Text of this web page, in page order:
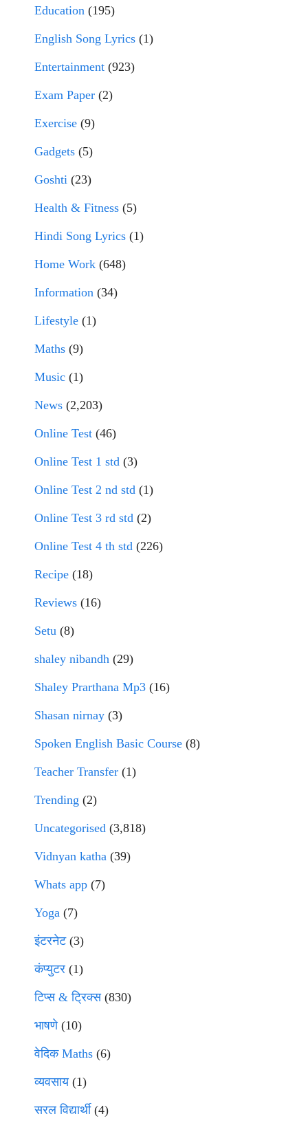
Education (195)
English Song Lyrics (1)
Entertainment (923)
Exam Paper (2)
Exercise (9)
Gadgets (5)
Goshti (23)
Health & Fitness (5)
Hindi Song Lyrics (1)
Home Work (648)
Information (34)
Lifestyle (1)
Maths (9)
Music (1)
News (2,203)
Online Test (46)
Online Test 1 std (3)
Online Test 2 nd std (1)
Online Test 3 rd std (2)
Online Test 4 th std (226)
Recipe (18)
Reviews (16)
Setu (8)
shaley nibandh (29)
Shaley Prarthana Mp3 (16)
Shasan nirnay (3)
Spoken English Basic Course (8)
Teacher Transfer (1)
Trending (2)
Uncategorised (3,818)
Vidnyan katha (39)
Whats app (7)
Yoga (7)
इंटरनेट(3)
कंप्युटर (1)
टिप्स & ट्रिक्स(830)
भाषणे(10)
वेदिक Maths (6)
व्यवसाय(1)
सरल विद्यार्थी(4)